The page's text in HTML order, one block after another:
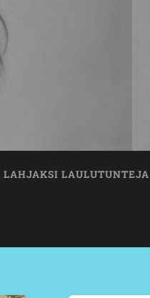
LAHJAKSI LAULUTUNTEJA